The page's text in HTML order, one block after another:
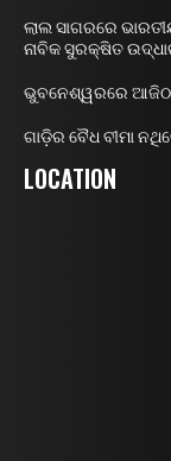
ଲାଲ ସାଗରରେ
ନାବିକ ସୁରକ୍ଷିତ
ଭୁବନେଶ୍ୱରରେ
ଗାଡ଼ିର ବୈଧ ବୀମା
LOCATION